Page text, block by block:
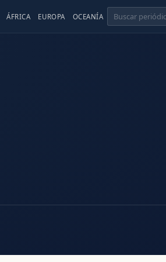
ÁFRICA EUROPA OCEANÍA Buscar